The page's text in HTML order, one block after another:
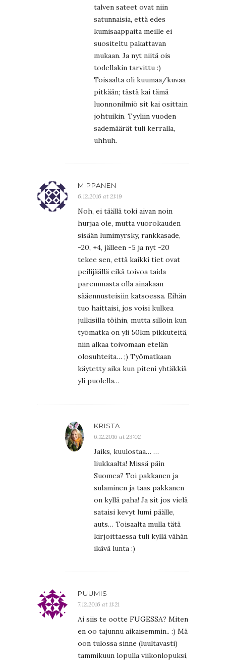
talven sateet ovat niin
satunnaisia, että edes
kumisaappaita meille ei
suositeltu pakattavan
mukaan. Ja nyt niitä ois
todellakin tarvittu :)
Toisaalta oli kuumaa/kuvaa
pitkään; tästä kai tämä
luonnonilmiö sit kai osittain
johtuikin. Tyyliin vuoden
sademäärät tuli kerralla,
uhhuh.
MIPPANEN
6.12.2016 at 21:19
Noh, ei täällä toki aivan noin
hurjaa ole, mutta vuorokauden
sisään lumimyrsky, rankkasade,
-20, +4, jälleen -5 ja nyt -20
tekee sen, että kaikki tiet ovat
peilijäällä eikä toivoa taida
paremmasta olla ainakaan
sääennusteisiin katsoessa. Eihän
tuo haittaisi, jos voisi kulkea
julkisilla töihin, mutta silloin kun
työmatka on yli 50km pikkuteitä,
niin alkaa toivomaan etelän
olosuhteita… ;) Työmatkaan
käytetty aika kun piteni yhtäkkiä
yli puolella…
KRISTA
6.12.2016 at 23:02
Jaiks, kuulostaa… …
liukkaalta! Missä päin
Suomea? Toi pakkanen ja
sulaminen ja taas pakkanen
on kyllä paha! Ja sit jos vielä
sataisi kevyt lumi päälle,
auts… Toisaalta mulla tätä
kirjoittaessa tuli kyllä vähän
ikävä lunta :)
PUUMIS
7.12.2016 at 11:21
Ai siis te ootte FUGESSA? Miten
en oo tajunnu aikaisemmin.. :) Mä
oon tulossa sinne (luultavasti)
tammikuun lopulla viikonlopuksi,